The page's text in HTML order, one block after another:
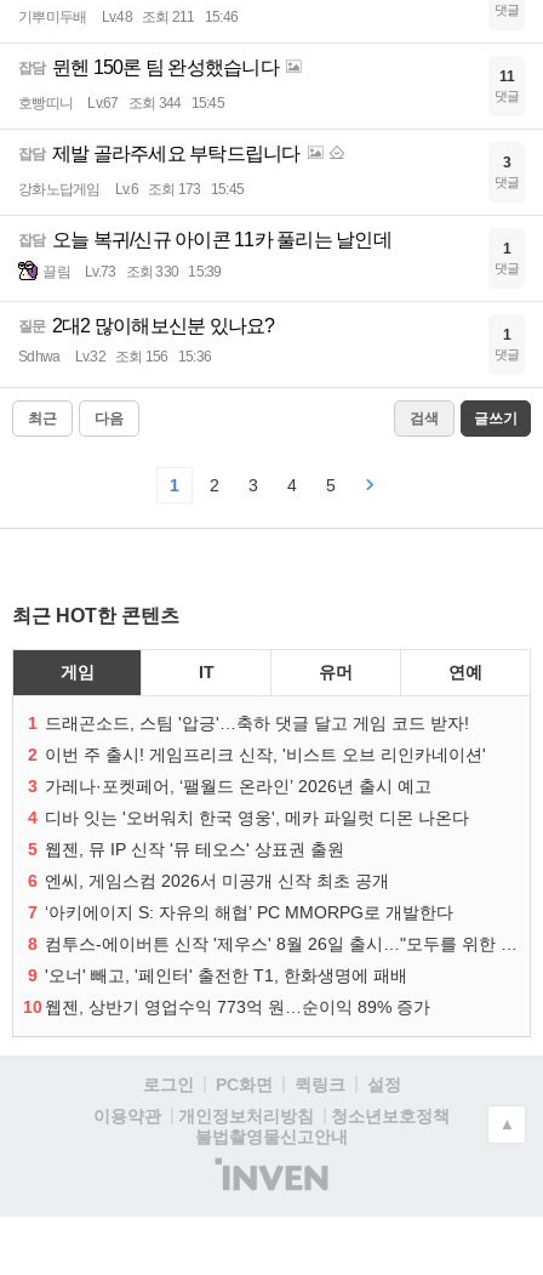
기뿌미두배 Lv.48 조회 211 15:46 댓글
잡담 뮌헨 150론 팀 완성했습니다
호빵띠니 Lv.67 조회 344 15:45
11
댓글
잡담 제발 골라주세요 부탁드립니다
강화노답게임 Lv.6 조회 173 15:45
3
댓글
잡담 오늘 복귀/신규 아이콘 11카 풀리는 날인데
끌림 Lv.73 조회 330 15:39
1
댓글
질문 2대2 많이해보신분 있나요?
Sdhwa Lv.32 조회 156 15:36
1
댓글
최근 다음 검색 글쓰기
1 2 3 4 5
최근 HOT한 콘텐츠
게임 IT 유머 연예
1 드래곤소드, 스팀 '압긍'…축하 댓글 달고 게임 코드 받자!
2 이번 주 출시! 게임프리크 신작, '비스트 오브 리인카네이션'
3 가레나·포켓페어, ‘팰월드 온라인’ 2026년 출시 예고
4 디바 잇는 '오버워치 한국 영웅', 메카 파일럿 디몬 나온다
5 웹젠, 뮤 IP 신작 '뮤 테오스' 상표권 출원
6 엔씨, 게임스컴 2026서 미공개 신작 최초 공개
7 ‘아키에이지 S: 자유의 해협’ PC MMORPG로 개발한다
8
9 '오너' 빼고, '페인터' 출전한 T1, 한화생명에 패배
10웹젠, 상반기 영업수익 773억 원…순이익 89% 증가
로그인 PC화면 퀵링크
설정
이용약관
개인정보처리방침
청소년보호정책
불법촬영물신고안내
(주)
인
▲